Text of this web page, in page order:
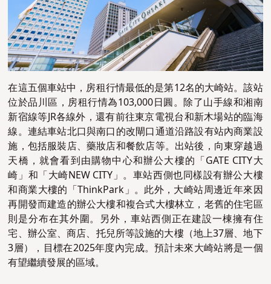
在這五個車站中，房租行情最低的是第12名的大崎站。該站
位於品川區，房租行情為103,000日圓。除了山手線和湘南
新宿線等JR各線外，還有前往東京電視台和新木場站的臨海
線。連結車站北口與南口的改閘口通道沿路設有站內商業設
施，包括服裝店、藥妝店和餐飲店等。出站後，向東穿越過
天橋，就會看到由購物中心和辦公大樓的「GATE CITY大
崎」和「大崎NEW CITY」。車站西側也同樣設有辦公大樓
和商業大樓的「ThinkPark」。此外，大崎站周邊近年來因
再開發而建造的辦公大樓和複合式大樓林立，老舊的住宅區
則是分布在其外圍。另外，車站西側正在建設一棟擁有住
宅、辦公室、商店、托兒所等設施的大樓（地上37層、地下
3層），目標在2025年度內完成。預計未來大崎站將是一個
有望繼續發展的區域。